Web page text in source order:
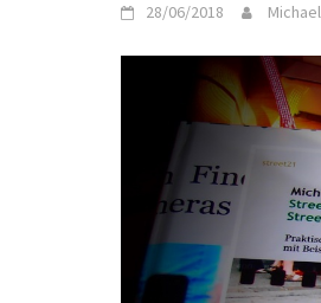
28/06/2018